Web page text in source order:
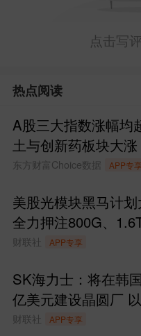
点击写
热点阅读
A股三大指数涨幅均
土与创新药板块大涨
东方财富Choice数据 APP专享
美股光模块黑马计
全力押注800G、
财联社 APP专享
SK海力士：将在韩
亿美元建设晶圆厂
代持续增长的存储芯
财联社 APP专享